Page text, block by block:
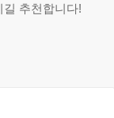
길 추천합니다!